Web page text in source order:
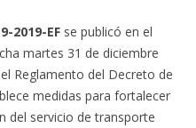
2019-EF se publicó en el
martes 31 de diciembre
Reglamento del Decreto de
medidas para fortalecer
del servicio de transporte